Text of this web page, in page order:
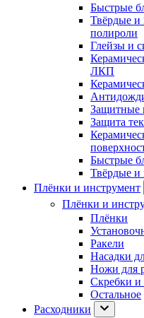
Быстрые
Твёрдые и
полироли
Глейзы и
ЛКП
Защитные
Защита
Быстрые
Твёрдые и
Плёнки и инструмент
Плёнки и
Плёнки
Ракели
Насадки
Ножи для
Скребки и
Остальное
Расходники